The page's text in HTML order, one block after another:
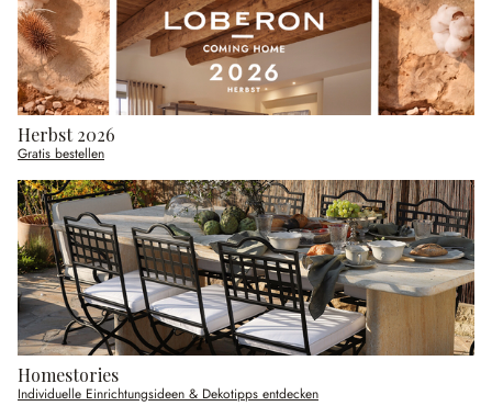
Herbst 2026
Gratis bestellen
Homestories
Individuelle Einrichtungsideen & Dekotipps entdecken